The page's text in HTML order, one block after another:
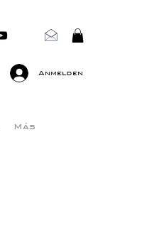
Anmelden
Más